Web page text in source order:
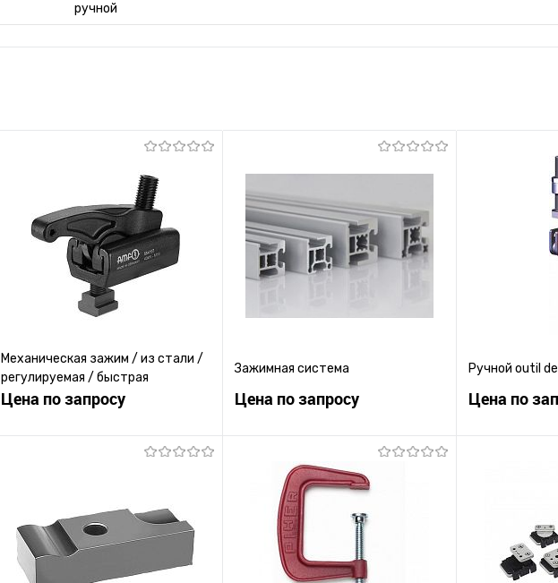
ручной
Механическая зажим / из стали /
регулируемая / быстрая
Цена по запросу
Запросить цену
Купить в 1 клик
К сравнению
В избранное
Под заказ
Зажимная система
Цена по запросу
Запросить цену
Купить в 1 клик
В избранное
Ручной outil
Цена по
В избранное